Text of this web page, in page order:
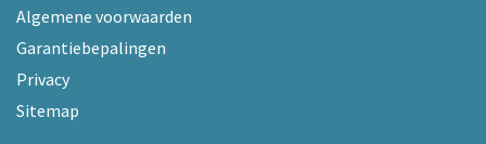
Algemene voorwaarden
Garantiebepalingen
Privacy
Sitemap